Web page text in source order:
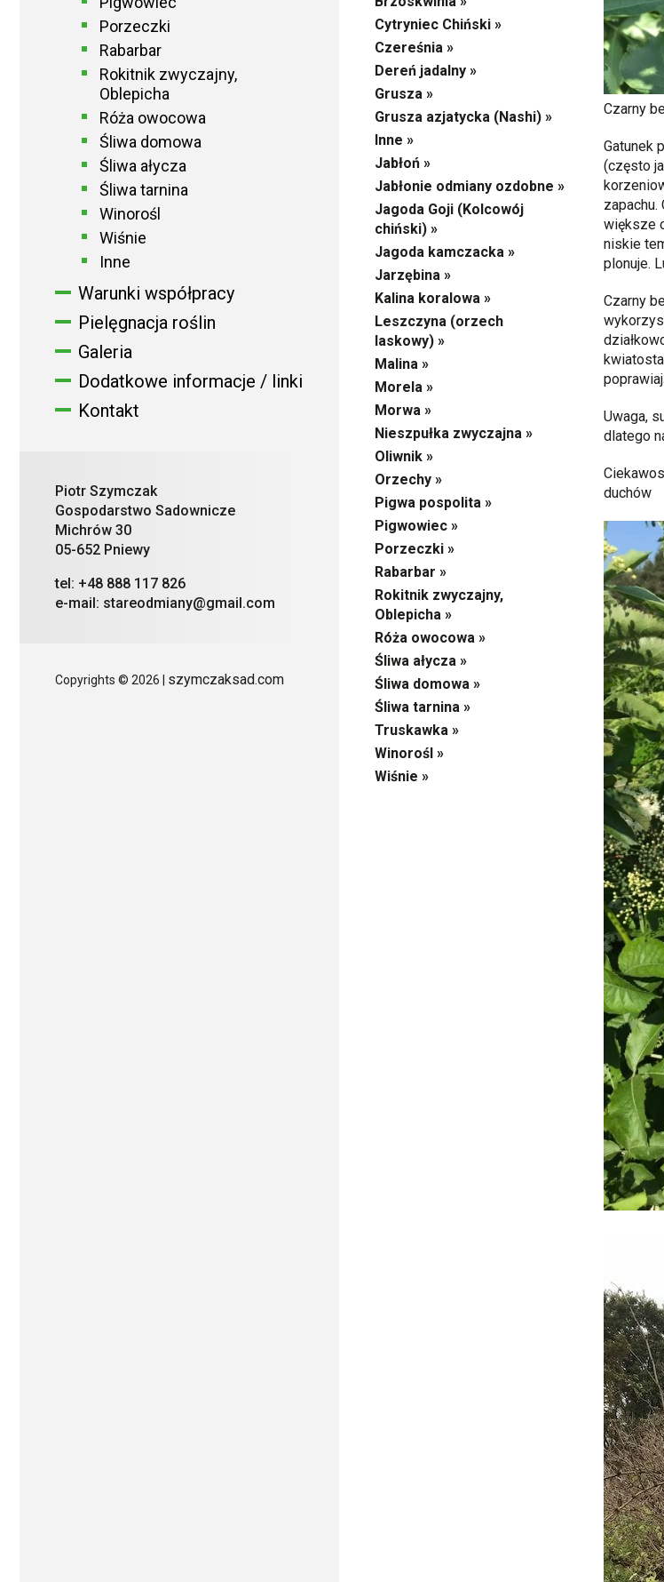
Porzeczki
Rabarbar
Rokitnik zwyczajny,
Oblepicha
Róża owocowa
Śliwa domowa
Śliwa ałycza
Śliwa tarnina
Winorośl
Wiśnie
Inne
Warunki współpracy
Pielęgnacja roślin
Galeria
Dodatkowe informacje / linki
Kontakt
Piotr Szymczak
Gospodarstwo Sadownicze
Michrów 30
05-652 Pniewy
tel: +48 888 117 826
e-mail: stareodmiany@gmail.com
Copyrights © 2026 | szymczaksad.com
Czarny
Gatunek
(często
większe
niskie
plonuje.
Czarny
Uwaga,
dlatego
duchów
Cytryniec Chiński »
Czereśnia »
Dereń jadalny »
Grusza »
Grusza azjatycka (Nashi) »
Inne »
Jabłoń »
Jabłonie odmiany ozdobne »
Jagoda Goji (Kolcowój
chiński) »
Jagoda kamczacka »
Jarzębina »
Kalina koralowa »
Leszczyna (orzech
laskowy) »
Malina »
Morela »
Morwa »
Nieszpułka zwyczajna »
Oliwnik »
Orzechy »
Pigwa pospolita »
Pigwowiec »
Porzeczki »
Rabarbar »
Rokitnik zwyczajny,
Oblepicha »
Róża owocowa »
Śliwa ałycza »
Śliwa domowa »
Śliwa tarnina »
Truskawka »
Winorośl »
Wiśnie »